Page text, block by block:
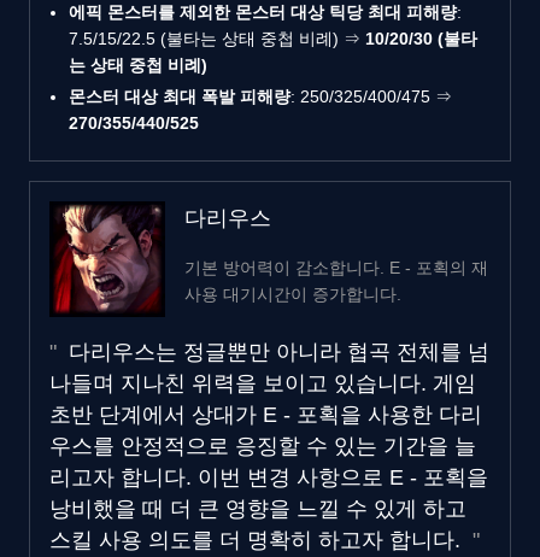
에픽 몬스터를 제외한 몬스터 대상 틱당 최대 피해량:
7.5/15/22.5 (불타는 상태 중첩 비례) ⇒ 10/20/30 (불타
는 상태 중첩 비례)
몬스터 대상 최대 폭발 피해량: 250/325/400/475 ⇒
270/355/440/525
다리우스
기본 방어력이 감소합니다. E - 포획의 재
사용 대기시간이 증가합니다.
다리우스는 정글뿐만 아니라 협곡 전체를 넘
나들며 지나친 위력을 보이고 있습니다. 게임
초반 단계에서 상대가 E - 포획을 사용한 다리
우스를 안정적으로 응징할 수 있는 기간을 늘
리고자 합니다. 이번 변경 사항으로 E - 포획을
낭비했을 때 더 큰 영향을 느낄 수 있게 하고
스킬 사용 의도를 더 명확히 하고자 합니다.